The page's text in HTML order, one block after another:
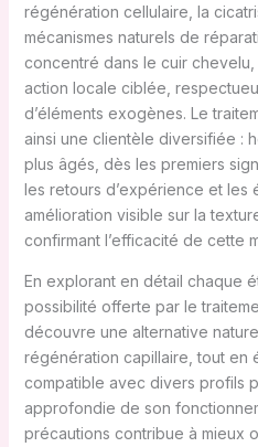
régénération cellulaire, la
mécanismes naturels de
concentré dans le cuir
action locale ciblée,
d’éléments exogènes. Le
ainsi une clientèle diversifiée :
plus âgés, dès les premiers
les retours d’expérience et les
amélioration visible sur la
confirmant l’efficacité de cette
En explorant en détail chaque
possibilité offerte par le
découvre une alternative
régénération capillaire, tout en
compatible avec divers profils
approfondie de son
précautions contribue à mieux